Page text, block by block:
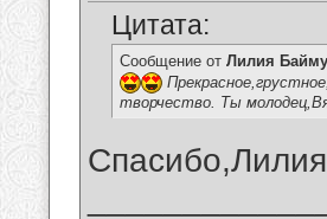
Цитата:
Сообщение от Лилия
творчество. Ты